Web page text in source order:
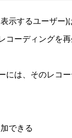
示するユーザ
ーディングを再
には、そのレコ
できる